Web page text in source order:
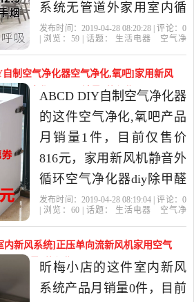
系统无管道外家用室内循
环负离子pm2.5是2019年南
电器当中性价比很高的空
气净化,氧吧，由浙江 宁波
发货。
发布时间：2019-04-28 08:20:28 | 评论： 0
| 浏览： 59| 话题： 生活电器
空气净
制空气净化器空气净化,氧吧]家用新风
空气净化器diy月销量1件仅售816元
ABCD DIY自制空气净化器
的这件空气净化,氧吧产品
月销量1件，目前仅售价
816元，家用新风机静音外
循环空气净化器diy除甲醛
PM2.5窗式壁挂是2019年
精选生活电器当中性价比
很高的空气净化,氧吧，由
河北 石家庄发货。
发布时间：2019-04-28 08:19:04 | 评论： 0
| 浏览： 60| 话题： 生活电器
空气净
内新风系统]正压单向流新风机家用空气
窗月销量0件仅售2553元
昕梅小店的这件室内新风
系统产品月销量0件，目前